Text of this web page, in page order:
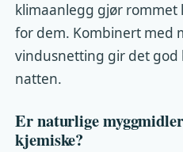
klimaanlegg gjør
for dem. Kombinert med
vindusnetting gir det god
natten.
Er naturlige
kjemiske?